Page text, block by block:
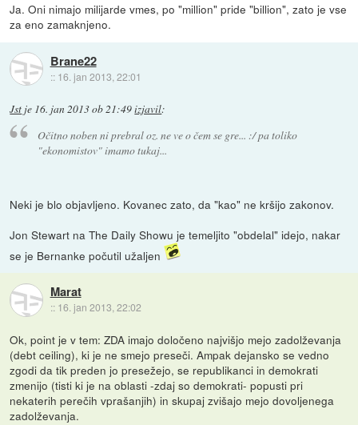
Ja. Oni nimajo milijarde vmes, po "million" pride "billion", zato je vse
za eno zamaknjeno.
Brane22
:: 16. jan 2013, 22:01
Jst je 16. jan 2013 ob 21:49izjavil:
Očitno noben ni prebral oz. ne ve o čem se gre... :/ pa toliko
"ekonomistov" imamo tukaj...
Neki je blo objavljeno. Kovanec zato, da "kao" ne kršijo zakonov.
Jon Stewart na The Daily Showu je temeljito "obdelal" idejo, nakar
se je Bernanke počutil užaljen
Marat
:: 16. jan 2013, 22:02
Ok, point je v tem: ZDA imajo določeno najvišjo mejo zadolževanja
(debt ceiling), ki je ne smejo preseči. Ampak dejansko se vedno
zgodi da tik preden jo presežejo, se republikanci in demokrati
zmenijo (tisti ki je na oblasti -zdaj so demokrati- popusti pri
nekaterih perečih vprašanjih) in skupaj zvišajo mejo dovoljenega
zadolževanja.